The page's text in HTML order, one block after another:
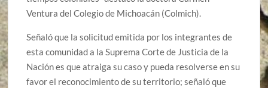
Ventura del Colegio de Michoacán (Colmich).
Señaló que la solicitud emitida por los integrantes de
esta comunidad a la Suprema Corte de Justicia de la
Nación es que atraiga su caso y pueda resolverse en su
favor el reconocimiento de su territorio; señaló que